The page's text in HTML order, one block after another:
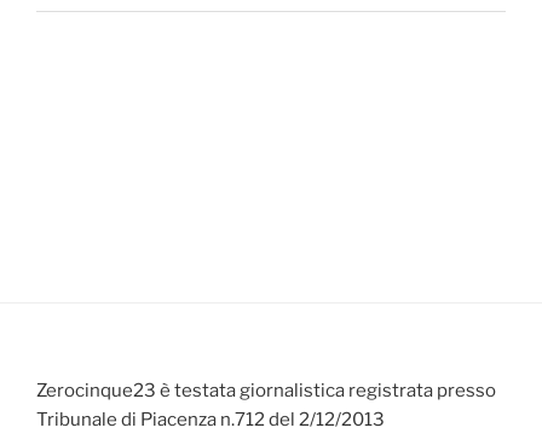
Zerocinque23 è testata giornalistica registrata presso
Tribunale di Piacenza n.712 del 2/12/2013